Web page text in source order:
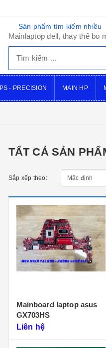
Sản phẩm tìm kiếm nhiều
Mainlaptop dell, thay thế bo
- PRECISION MAIN HP
TẤT CẢ SẢN
Sắp xếp theo:
Mainboard laptop asus
GX703HS
Liên hệ
Main dell xps
core i5 i7 th12 la-
l071p
Liên hệ
Liên hệ